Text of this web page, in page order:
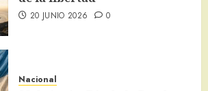
20 JUNIO 2026 0
Nacional